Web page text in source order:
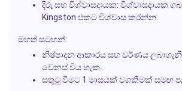
දිරු සහ විශ්වාසදායක: විශ්වාසදායක
Kingston එකට විශ්වාස කරන්න.
මහත් සටහන්:
නිෂ්පාදන ආකාරය සහ වර්ණය
වෙනස් විය හැක.
සතුටු වීමට 1 මාසයක් වගකීමක් සමඟ